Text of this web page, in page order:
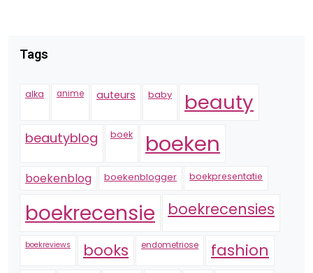
Tags
alka anime auteurs baby beauty
beautyblog boek boeken
boekenblog boekenblogger boekpresentatie
boekrecensie boekrecensies
boekreviews books endometriose fashion